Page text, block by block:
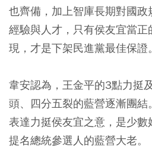
也齊備，加上智庫長期對國
經驗與人才，只有侯友宜當
現，才是下架民進黨最佳保證。
韋安認為，王金平的3點力挺
頭、四分五裂的藍營逐漸團
表達力挺侯友宜之意，是少
提名總統參選人的藍營大老。